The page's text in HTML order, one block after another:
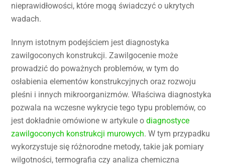
nieprawidłowości, które mogą świadczyć o ukrytych
wadach.
Innym istotnym podejściem jest diagnostyka
zawilgoconych konstrukcji. Zawilgocenie może
prowadzić do poważnych problemów, w tym do
osłabienia elementów konstrukcyjnych oraz rozwoju
pleśni i innych mikroorganizmów. Właściwa diagnostyka
pozwala na wczesne wykrycie tego typu problemów, co
jest dokładnie omówione w artykule odiagnostyce
zawilgoconych konstrukcji murowych. W tym przypadku
wykorzystuje się różnorodne metody, takie jak pomiary
wilgotności, termografia czy analiza chemiczna